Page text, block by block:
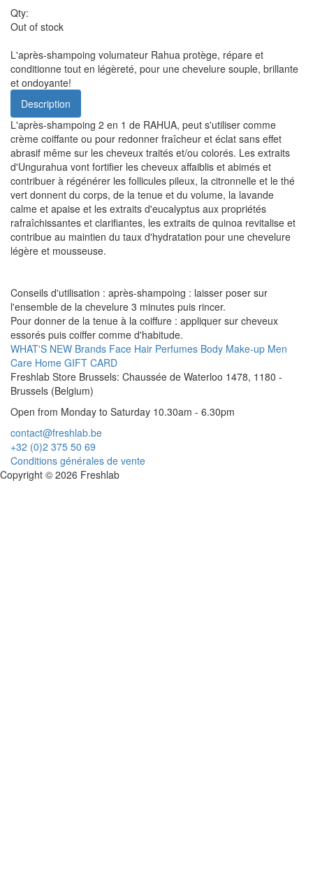
Qty:
Out of stock
L'après-shampoing volumateur Rahua protège, répare et
conditionne tout en légèreté, pour une chevelure souple, brillante
et ondoyante!
Description
L'après-shampoing 2 en 1 de RAHUA, peut s'utiliser comme
crème coiffante ou pour redonner fraîcheur et éclat sans effet
abrasif même sur les cheveux traités et/ou colorés. Les extraits
d'Ungurahua vont fortifier les cheveux affaiblis et abimés et
contribuer à régénérer les follicules pileux, la citronnelle et le thé
vert donnent du corps, de la tenue et du volume, la lavande
calme et apaise et les extraits d'eucalyptus aux propriétés
rafraîchissantes et clarifiantes, les extraits de quinoa revitalise et
contribue au maintien du taux d'hydratation pour une chevelure
légère et mousseuse.
Conseils d'utilisation : après-shampoing : laisser poser sur
l'ensemble de la chevelure 3 minutes puis rincer.
Pour donner de la tenue à la coiffure : appliquer sur cheveux
essorés puis coiffer comme d'habitude.
WHAT'S NEW Brands Face Hair Perfumes Body Make-up Men
Care Home GIFT CARD
Freshlab Store Brussels: Chaussée de Waterloo 1478, 1180 -
Brussels (Belgium)
Open from Monday to Saturday 10.30am - 6.30pm
contact@freshlab.be
+32 (0)2 375 50 69
Conditions générales de vente
Copyright © 2026 Freshlab